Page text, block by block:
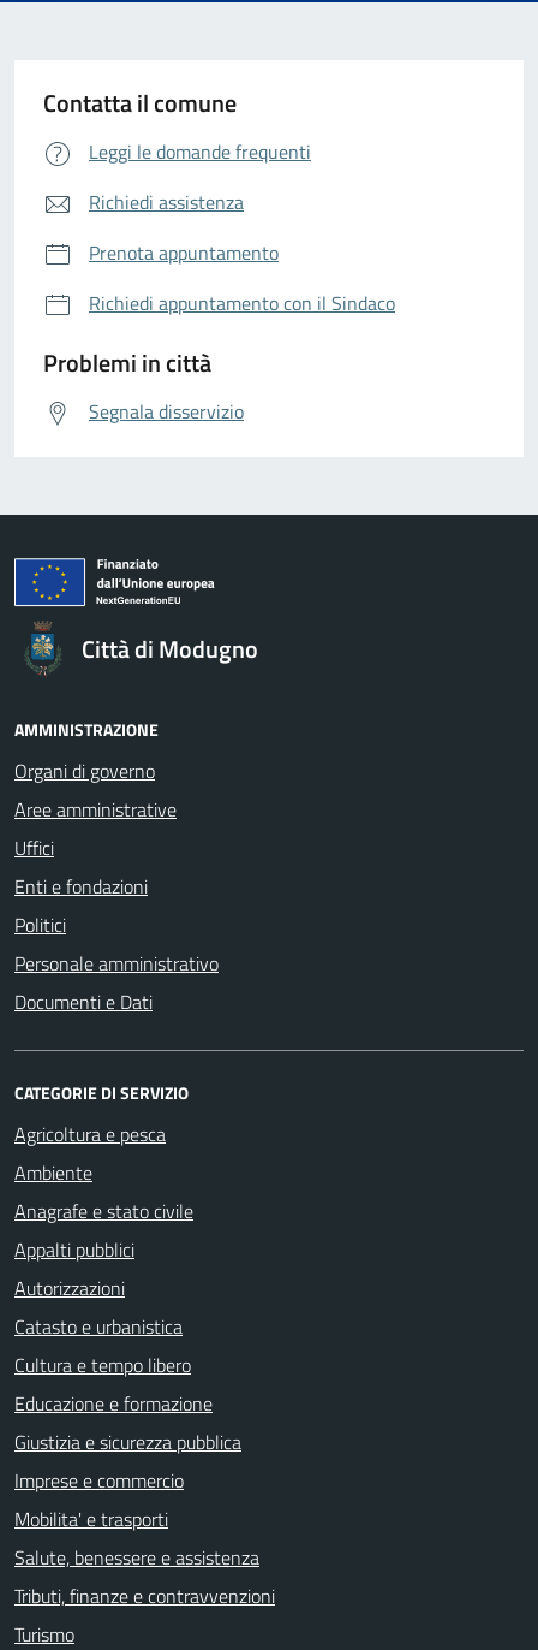
Contatta il comune
Leggi le domande frequenti
Richiedi assistenza
Prenota appuntamento
Richiedi appuntamento con il Sindaco
Problemi in città
Segnala disservizio
Città di Modugno
AMMINISTRAZIONE
Organi di governo
Aree amministrative
Uffici
Enti e fondazioni
Politici
Personale amministrativo
Documenti e Dati
CATEGORIE DI SERVIZIO
Agricoltura e pesca
Ambiente
Anagrafe e stato civile
Appalti pubblici
Autorizzazioni
Catasto e urbanistica
Cultura e tempo libero
Educazione e formazione
Giustizia e sicurezza pubblica
Imprese e commercio
Mobilita' e trasporti
Salute, benessere e assistenza
Tributi, finanze e contravvenzioni
Turismo